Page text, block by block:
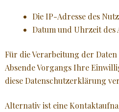
Die IP-Adresse des
Datum und Uhrzeit des
Für die Verarbeitung der
Absende Vorgangs Ihre
diese Datenschutzerklärung
Alternativ ist eine